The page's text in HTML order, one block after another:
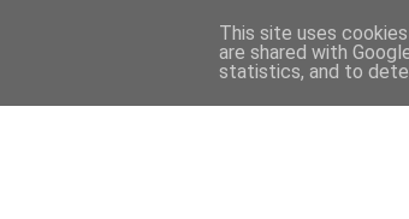
This site uses
are shared with
statistics, and to